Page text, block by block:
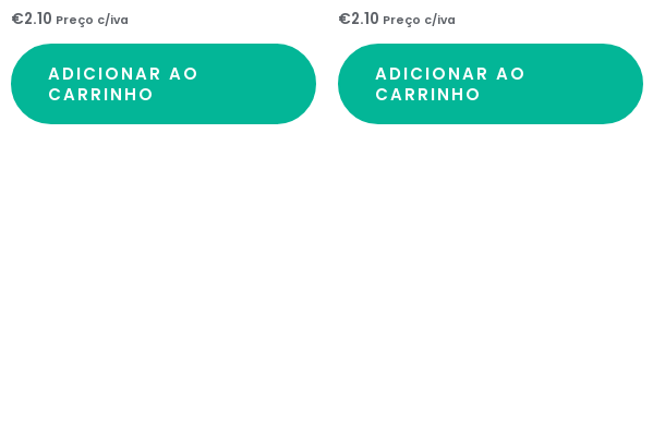
€2.10 Preço c/iva
ADICIONAR AO
CARRINHO
€2.10 Preço c/iva
ADICIONAR AO
CARRINHO